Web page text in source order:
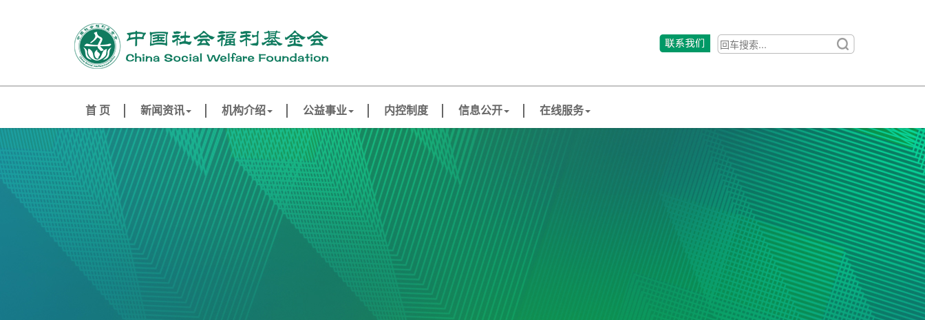
首 页 新闻资讯 机构介绍 公益事业 内控制度 信息公开 在线服务